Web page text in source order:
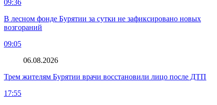
09:36
В лесном фонде Бурятии за сутки не зафиксировано новых
возгораний
09:05
06.08.2026
Трем жителям Бурятии врачи восстановили лицо после ДТП
17:55